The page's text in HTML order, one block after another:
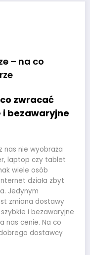
– na co
zwracać
i bezawaryjne
nas nie wyobraża
laptop czy tablet
wiele osób
działa zbyt
Jedynym
zmiana dostawy
i bezawaryjne
nas cenie. Na co
dostawcy